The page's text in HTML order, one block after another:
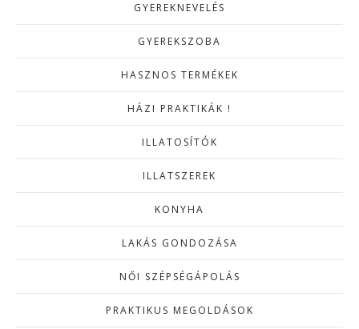
GYEREKNEVELÉS
GYEREKSZOBA
HASZNOS TERMÉKEK
HÁZI PRAKTIKÁK !
ILLATOSÍTÓK
ILLATSZEREK
KONYHA
LAKÁS GONDOZÁSA
NŐI SZÉPSÉGÁPOLÁS
PRAKTIKUS MEGOLDÁSOK